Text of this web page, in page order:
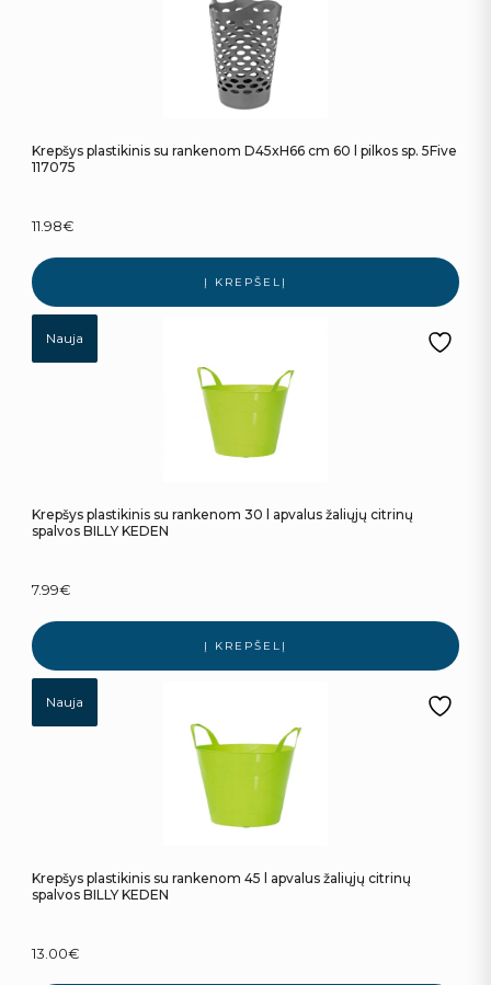
Krepšys plastikinis su rankenom D45xH66 cm 60 l pilkos sp. 5Five
117075
11.98€
Į KREPŠELĮ
Nauja
Krepšys plastikinis su rankenom 30 l apvalus žaliųjų citrinų
spalvos BILLY KEDEN
7.99€
Į KREPŠELĮ
Nauja
Krepšys plastikinis su rankenom 45 l apvalus žaliųjų citrinų
spalvos BILLY KEDEN
13.00€